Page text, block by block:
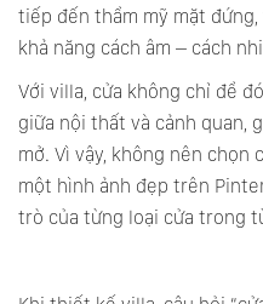
tiếp đến thẩm mỹ mặt
khả năng cách âm – cách
Với villa, cửa không chỉ để
giữa nội thất và cảnh quan,
mở. Vì vậy, không nên
một hình ảnh đẹp trên
trò của từng loại cửa trong